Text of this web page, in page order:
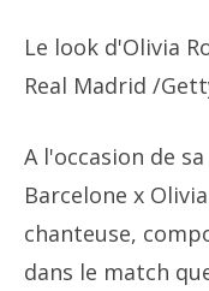
Le look d'Olivia
Real Madrid /
A l'occasion de
Barcelone x
chanteuse,
dans le match